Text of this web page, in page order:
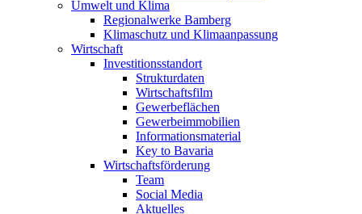
Umwelt und Klima
Regionalwerke Bamberg
Klimaschutz und Klimaanpassung
Wirtschaft
Investitionsstandort
Strukturdaten
Wirtschaftsfilm
Gewerbeflächen
Gewerbeimmobilien
Informationsmaterial
Key to Bavaria
Wirtschaftsförderung
Team
Social Media
Aktuelles